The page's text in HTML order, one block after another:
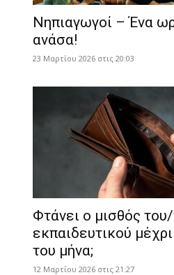
Νηπιαγωγοί – Ένα
ανάσα!
23 Μαρτίου 2026 στις 20:03
Φτάνει ο μισθός
εκπαιδευτικού
του μήνα;
12 Μαρτίου 2026 στις 21:27